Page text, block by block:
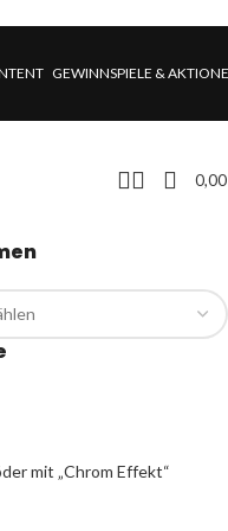
GEWINNSPIELE &
mit „Chrom Effekt“